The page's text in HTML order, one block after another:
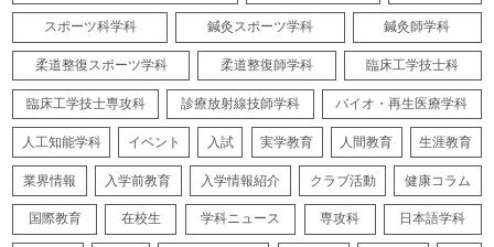
スポーツ科学科 鍼灸スポーツ学科 鍼灸師学科
柔道整復スポーツ学科 柔道整復師学科 臨床工学技士科
臨床工学技士専攻科 診療放射線技師学科 バイオ・再生医療学科
人工知能学科 イベント 入試 実学教育 人間教育 生涯教育
業界情報 入学前教育 入学情報紹介 クラブ活動 健康コラム
国際教育 在校生 学科ニュース 専攻科 日本語学科